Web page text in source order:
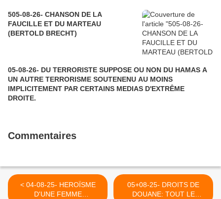
505-08-26- CHANSON DE LA
FAUCILLE ET DU MARTEAU
(BERTOLD BRECHT)
05-08-26- DU TERRORISTE SUPPOSE OU NON DU HAMAS A
UN AUTRE TERRORISME SOUTENENU AU MOINS
IMPLICITEMENT PAR CERTAINS MEDIAS D'EXTRÊME
DROITE.
Commentaires
< 04-08-25- HEROÏSME
D'UNE FEMME
05+08-25- DROITS DE
DOUANE: TOUT LE